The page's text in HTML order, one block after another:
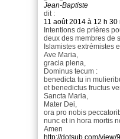
Jean-Baptiste
dit :
11 août 2014 à 12 h 30
Intentions de prières
deux des membres de
Islamistes extrémistes
Ave Maria,
gracia plena,
Dominus tecum :
benedicta tu in
et benedictus fructus
Sancta Maria,
Mater Dei,
ora pro nobis
nunc et in hora mortis
Amen
http://dotsub.com/